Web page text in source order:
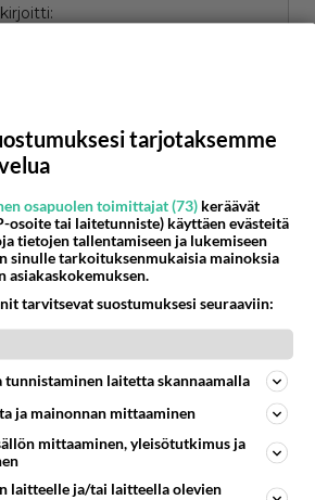
kirjoitti:
voin niitä lähetellä, jos vain
Simojoella on tosi paljon hyviä
lähettää osoitteeseen
Kommentoi
tuhannesta lupauksesta
toi oli nimittäin mun
kaunis biisi!
Kommentoi
tarjotaksemme
osapuolen toimittajat (73) keräävät
osoite tai laitetunniste) käyttäen evästeitä
tietojen tallentamiseen ja lukemiseen
sinulle tarkoituksenmukaisia mainoksia
asiakaskokemuksen.
tarvitsevat suostumuksesi seuraaviin:
laitetta skannaamalla
ja mainonnan mittaaminen
mittaaminen, yleisötutkimus ja
laitteelle ja/tai laitteella olevien